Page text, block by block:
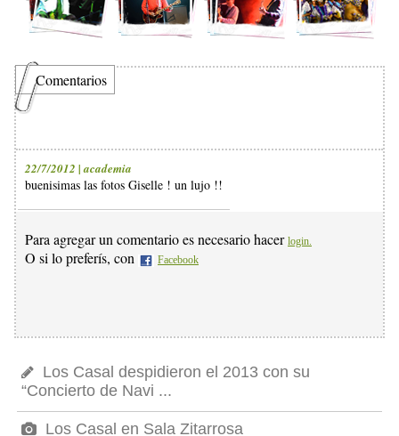
Comentarios
22/7/2012 | academia
buenisimas las fotos Giselle ! un lujo !!
Para agregar un comentario es necesario hacer login.
O si lo preferís, con Facebook
Los Casal despidieron el 2013 con su
“Concierto de Navi ...
Los Casal en Sala Zitarrosa